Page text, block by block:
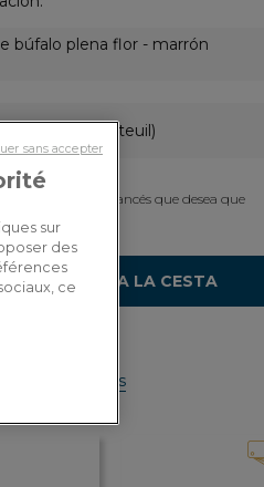
búfalo plena flor - marrón
1 place (fauteuil)
el texto en francés que desea que
AÑADIR A LA CESTA
envío por país
sur
des
ce
sans accepter